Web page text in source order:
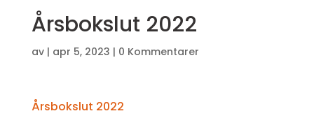
Årsbokslut 2022
av | apr 5, 2023 | 0 Kommentarer
Årsbokslut 2022